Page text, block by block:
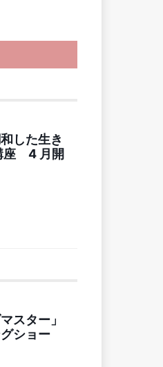
した生き
座 4 月開
スター」
グショー